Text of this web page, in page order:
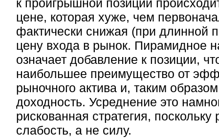
к проигрышной позиции
цене, которая хуже, чем
фактически снижая (при длинной
цену входа в рынок. Пирамидное
означает добавление к позиции,
наибольшее преимущество от
рыночного актива и, таким
доходность. Усреднение это
рискованная стратегия,
слабость, а не силу.